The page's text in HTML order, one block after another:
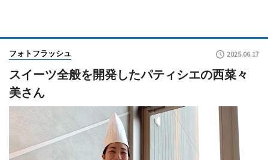
フォトフラッシュ 2025.06.17
スイーツ全般を開発したパティシエの西菜々
美さん